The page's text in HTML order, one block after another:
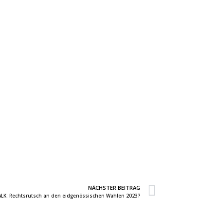
NÄCHSTER BEITRAG
Rechtsrutsch an den eidgenössischen Wahlen 2023?